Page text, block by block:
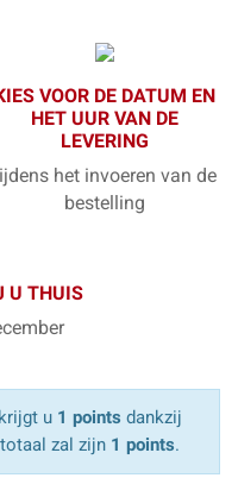
VOOR DE DATUM EN
HET UUR VAN DE
LEVERING
het invoeren van de
bestelling
U THUIS
u 1 points dankzij
zal zijn 1 points.